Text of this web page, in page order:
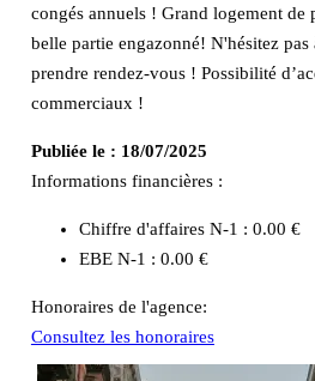
congés annuels ! Grand logement de
belle partie engazonné! N'hésitez
prendre rendez-vous ! Possibilité
commerciaux !
Publiée le : 18/07/2025
Informations financières :
Chiffre d'affaires N-1 : 0.00 €
EBE N-1 : 0.00 €
Honoraires de l'agence:
Consultez les honoraires